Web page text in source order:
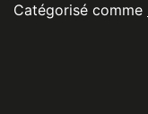
Catégorisé comme